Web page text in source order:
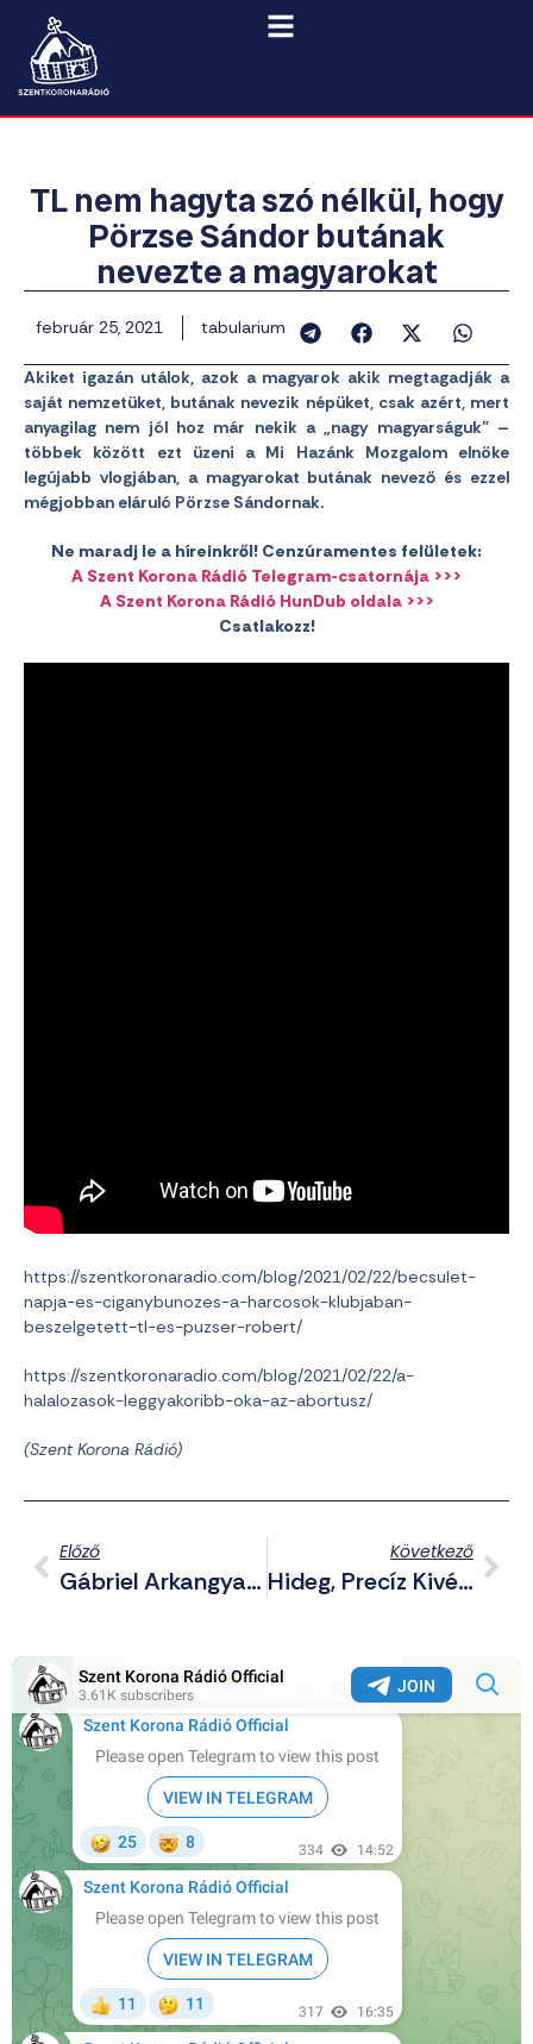
TL nem hagyta szó nélkül, hogy
Pörzse Sándor butának
nevezte a magyarokat
február 25, 2021 tabularium
Akiket igazán utálok, azok a magyarok akik megtagadják a
saját nemzetüket, butának nevezik népüket, csak azért, mert
anyagilag nem jól hoz már nekik a „nagy magyarságuk” –
többek között ezt üzeni a Mi Hazánk Mozgalom elnöke
legújabb vlogjában, a magyarokat butának nevező és ezzel
mégjobban eláruló Pörzse Sándornak.
Ne maradj le a híreinkről! Cenzúramentes felületek:
A Szent Korona Rádió Telegram-csatornája >>>
A Szent Korona Rádió HunDub oldala >>>
Csatlakozz!
https://szentkoronaradio.com/blog/2021/02/22/becsulet-
napja-es-ciganybunozes-a-harcosok-klubjaban-
beszelgetett-tl-es-puzser-robert/
https://szentkoronaradio.com/blog/2021/02/22/a-
halalozasok-leggyakoribb-oka-az-abortusz/
(Szent Korona Rádió)
Előző
Gábriel Arkangyal Segedelmével Érkezik A Márciusi Duo Gladii
Következő
Hideg, Precíz Kivégzés Helyett Tíz Perces Vérfürdő Útján Gyilkolták Meg A Cári Családot A Bolsevikok (+18)